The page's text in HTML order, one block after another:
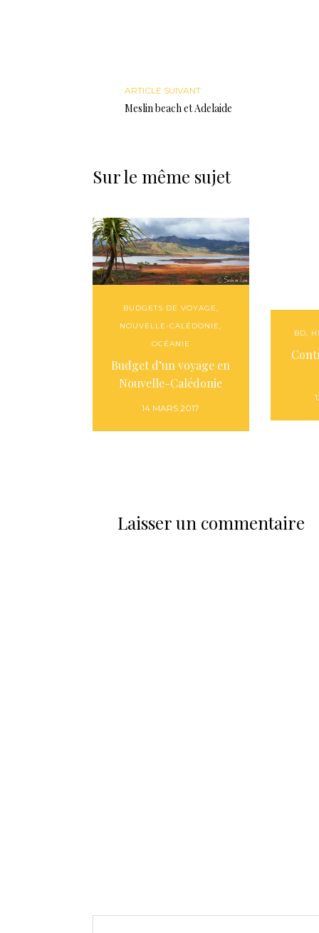
ARTICLE SUIVANT
Meslin beach et Adelaide
Sur le même sujet
BUDGETS DE VOYAGE,
NOUVELLE-CALÉDONIE,
OCÉANIE
Budget d’un voyage en
Nouvelle-Calédonie
14 MARS 2017
BD,
Laisser un commentaire